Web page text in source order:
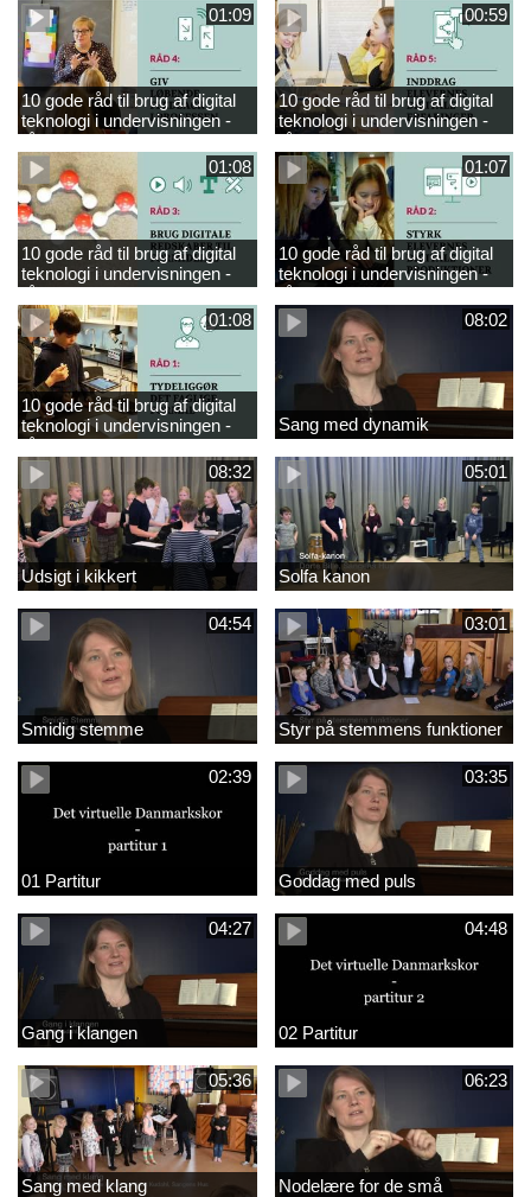
01:09
10 gode råd til brug af digital
teknologi i undervisningen -
råd 4
00:59
10 gode råd til brug af digital
teknologi i undervisningen -
råd 5
01:08
10 gode råd til brug af digital
teknologi i undervisningen -
råd 3
01:07
10 gode råd til brug af digital
teknologi i undervisningen -
råd 2
01:08
10 gode råd til brug af digital
teknologi i undervisningen -
råd 1
08:02
Sang med dynamik
08:32
Udsigt i kikkert
05:01
Solfa kanon
04:54
Smidig stemme
03:01
Styr på stemmens funktioner
02:39
01 Partitur
03:35
Goddag med puls
04:27
Gang i klangen
04:48
02 Partitur
05:36
Sang med klang
06:23
Nodelære for de små